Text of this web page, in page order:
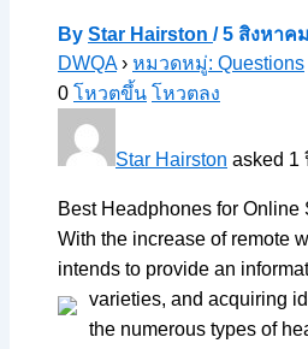
By Star Hairston /5 สิงหาค
DWQA› หมวดหมู่: Questions
0 โหวตขึ้น โหวตลง
Star Hairston asked 1
Best Headphones for
With the increase of remote
intends to provide an
varieties, and acquiring
the numerous types of